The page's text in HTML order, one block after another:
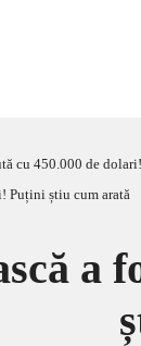
cu 450.000 de
a